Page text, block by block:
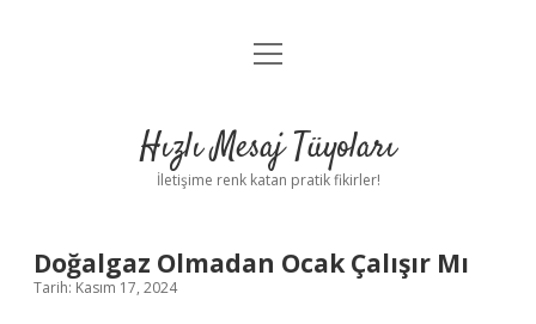
Anasayfa
Yasal Uyarı
menüyü
Hızlı Mesaj Tüyoları
İletişime renk katan pratik fikirler!
Doğalgaz Olmadan Ocak Çalışır Mı
Tarih: Kasım 17, 2024